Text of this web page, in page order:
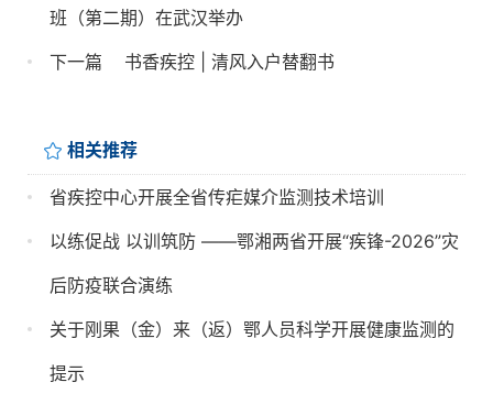
班（第二期）在武汉举办
下一篇
书香疾控 | 清风入户替翻书
相关推荐
省疾控中心开展全省传疟媒介监测技术培训
以练促战 以训筑防 ——鄂湘两省开展“疾锋-2026”灾
后防疫联合演练
关于刚果（金）来（返）鄂人员科学开展健康监测的
提示